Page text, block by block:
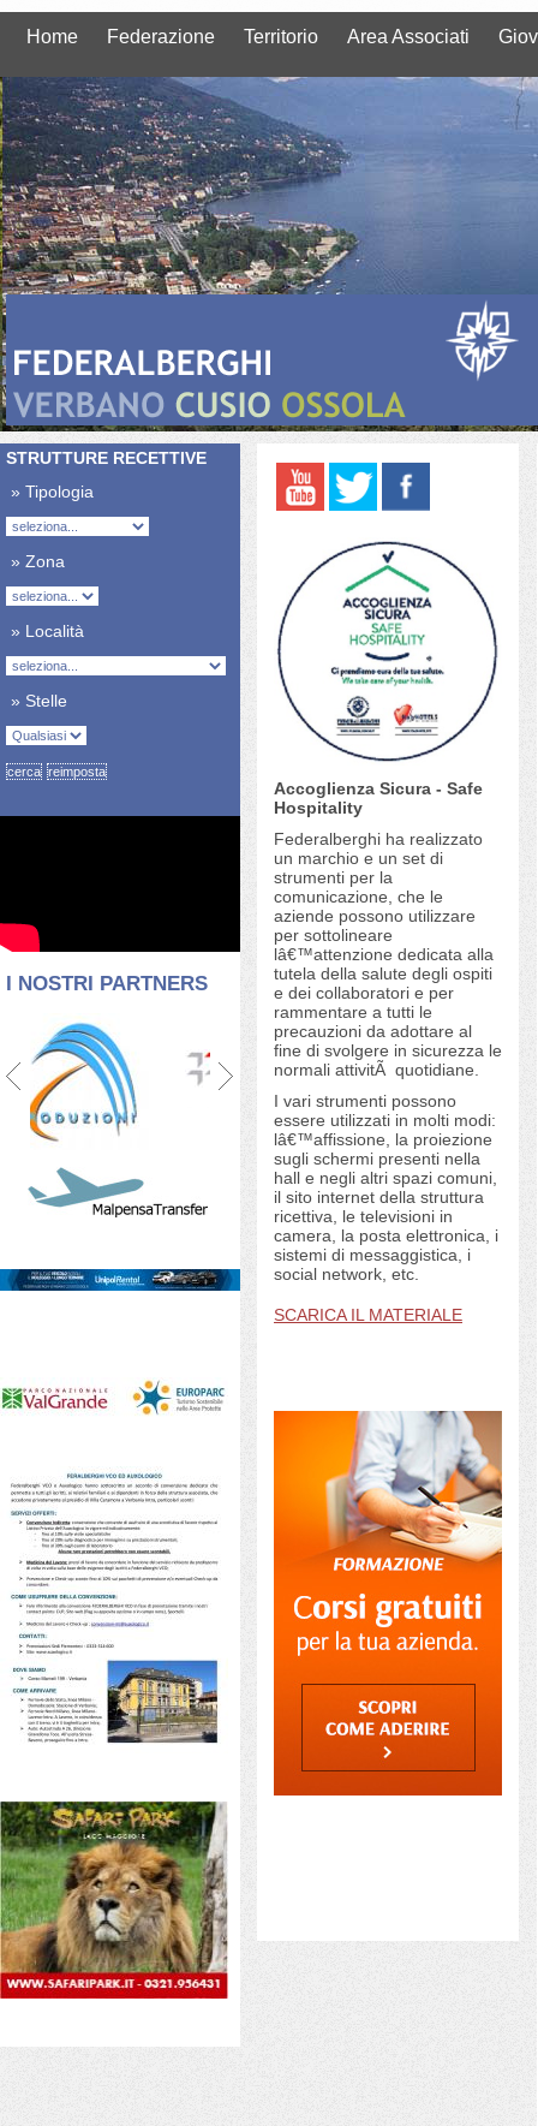
Home Federazione Territorio Area Associati
STRUTTURE RECETTIVE
» Tipologia
» Zona
» Località
» Stelle
I NOSTRI PARTNERS
Accoglienza Sicura - Safe
Hospitality
Federalberghi ha realizzato
un marchio e un set di
strumenti per la
comunicazione, che le
aziende possono utilizzare
per sottolineare
lâ€™attenzione dedicata alla
tutela della salute degli ospiti
e dei collaboratori e per
rammentare a tutti le
precauzioni da adottare al
fine di svolgere in sicurezza le
normali attivitÃ quotidiane.
I vari strumenti possono
essere utilizzati in molti modi:
lâ€™affissione, la proiezione
sugli schermi presenti nella
hall e negli altri spazi comuni,
il sito internet della struttura
ricettiva, le televisioni in
camera, la posta elettronica, i
sistemi di messaggistica, i
social network, etc.
SCARICA IL MATERIALE